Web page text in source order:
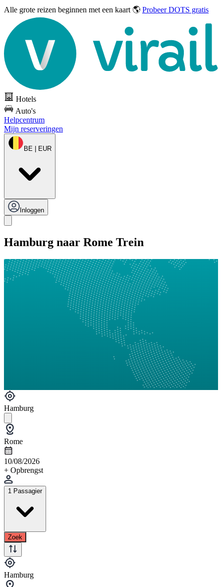
Alle grote reizen beginnen met een kaart 🌎 Probeer DOTS gratis
Hotels
Auto's
Helpcentrum
Mijn reserveringen
BE | EUR
Inloggen
Hamburg naar Rome Trein
Hamburg
Rome
10/08/2026
+ Opbrengst
1 Passagier
Zoek
Hamburg